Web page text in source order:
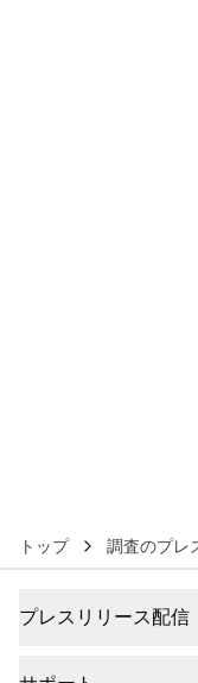
トップ 調査のプレ
プレスリリース配信